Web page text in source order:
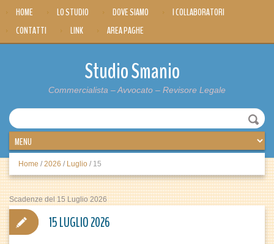
HOME LO STUDIO DOVE SIAMO
I COLLABORATORI
CONTATTI
LINK AREA PAGHE
Studio Smanio
Commercialista – Avvocato – Revisore Legale
Home / 2026 / Luglio / 15
Scadenze del 15 Luglio 2026
15 LUGLIO 2026